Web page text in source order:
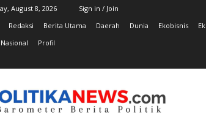
August 8, 2026
Sign in / Join
Redaksi Berita Utama Daerah Dunia Ekobisnis
Profil